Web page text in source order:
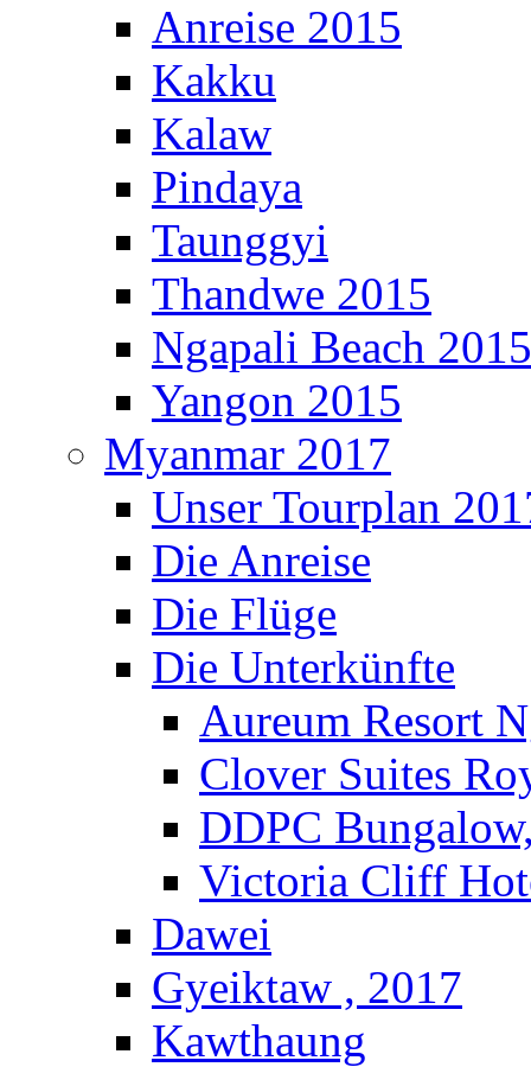
Anreise 2015
Kakku
Kalaw
Pindaya
Taunggyi
Thandwe 2015
Ngapali Beach 2015
Yangon 2015
Myanmar 2017
Unser Tourplan
Die Anreise
Die Flüge
Die Unterkünfte
Aureum Resort
Clover Suites
DDPC
Victoria Cliff
Dawei
Gyeiktaw , 2017
Kawthaung